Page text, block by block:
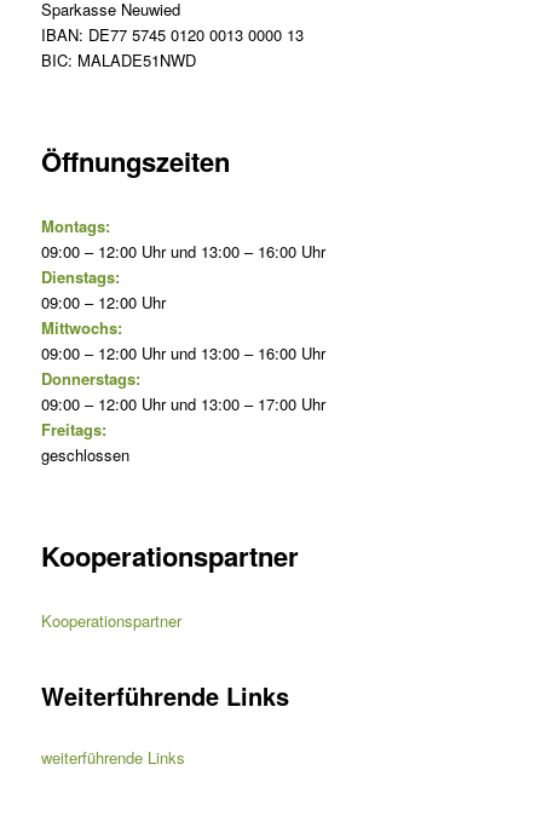
Sparkasse Neuwied
IBAN: DE77 5745 0120 0013 0000 13
BIC: MALADE51NWD
Öffnungszeiten
Montags:
09:00 – 12:00 Uhr und 13:00 – 16:00 Uhr
Dienstags:
09:00 – 12:00 Uhr
Mittwochs:
09:00 – 12:00 Uhr und 13:00 – 16:00 Uhr
Donnerstags:
09:00 – 12:00 Uhr und 13:00 – 17:00 Uhr
Freitags:
geschlossen
Kooperationspartner
Kooperationspartner
Weiterführende Links
weiterführende Links